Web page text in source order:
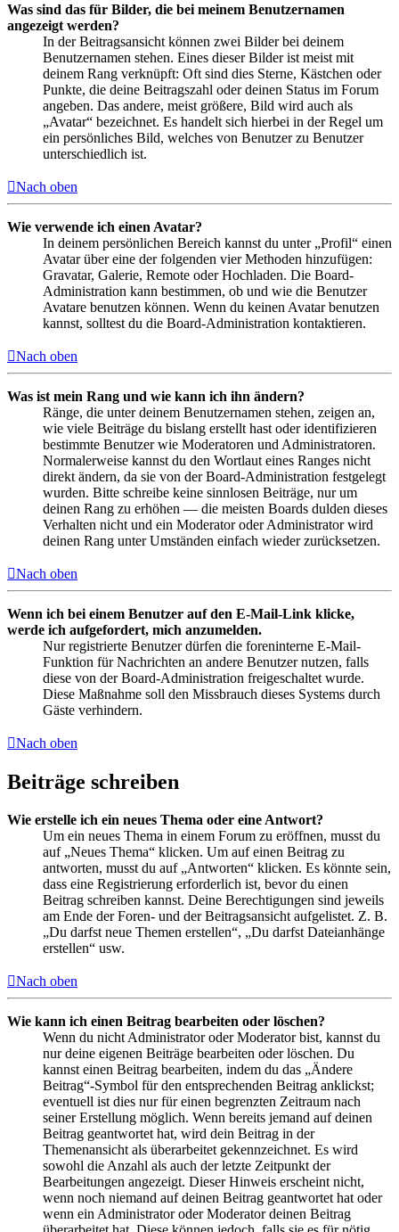
Was sind das für Bilder, die bei meinem Benutzernamen
angezeigt werden?
In der Beitragsansicht können zwei Bilder bei deinem
Benutzernamen stehen. Eines dieser Bilder ist meist mit
deinem Rang verknüpft: Oft sind dies Sterne, Kästchen oder
Punkte, die deine Beitragszahl oder deinen Status im Forum
angeben. Das andere, meist größere, Bild wird auch als
„Avatar“ bezeichnet. Es handelt sich hierbei in der Regel um
ein persönliches Bild, welches von Benutzer zu Benutzer
unterschiedlich ist.
Nach oben
Wie verwende ich einen Avatar?
In deinem persönlichen Bereich kannst du unter „Profil“ einen
Avatar über eine der folgenden vier Methoden hinzufügen:
Gravatar, Galerie, Remote oder Hochladen. Die Board-
Administration kann bestimmen, ob und wie die Benutzer
Avatare benutzen können. Wenn du keinen Avatar benutzen
kannst, solltest du die Board-Administration kontaktieren.
Nach oben
Was ist mein Rang und wie kann ich ihn ändern?
Ränge, die unter deinem Benutzernamen stehen, zeigen an,
wie viele Beiträge du bislang erstellt hast oder identifizieren
bestimmte Benutzer wie Moderatoren und Administratoren.
Normalerweise kannst du den Wortlaut eines Ranges nicht
direkt ändern, da sie von der Board-Administration festgelegt
wurden. Bitte schreibe keine sinnlosen Beiträge, nur um
deinen Rang zu erhöhen — die meisten Boards dulden dieses
Verhalten nicht und ein Moderator oder Administrator wird
deinen Rang unter Umständen einfach wieder zurücksetzen.
Nach oben
Wenn ich bei einem Benutzer auf den E-Mail-Link klicke,
werde ich aufgefordert, mich anzumelden.
Nur registrierte Benutzer dürfen die foreninterne E-Mail-
Funktion für Nachrichten an andere Benutzer nutzen, falls
diese von der Board-Administration freigeschaltet wurde.
Diese Maßnahme soll den Missbrauch dieses Systems durch
Gäste verhindern.
Nach oben
Beiträge schreiben
Wie erstelle ich ein neues Thema oder eine Antwort?
Um ein neues Thema in einem Forum zu eröffnen, musst du
auf „Neues Thema“ klicken. Um auf einen Beitrag zu
antworten, musst du auf „Antworten“ klicken. Es könnte sein,
dass eine Registrierung erforderlich ist, bevor du einen
Beitrag schreiben kannst. Deine Berechtigungen sind jeweils
am Ende der Foren- und der Beitragsansicht aufgelistet. Z. B.
„Du darfst neue Themen erstellen“, „Du darfst Dateianhänge
erstellen“ usw.
Nach oben
Wie kann ich einen Beitrag bearbeiten oder löschen?
Wenn du nicht Administrator oder Moderator bist, kannst du
nur deine eigenen Beiträge bearbeiten oder löschen. Du
kannst einen Beitrag bearbeiten, indem du das „Ändere
Beitrag“-Symbol für den entsprechenden Beitrag anklickst;
eventuell ist dies nur für einen begrenzten Zeitraum nach
seiner Erstellung möglich. Wenn bereits jemand auf deinen
Beitrag geantwortet hat, wird dein Beitrag in der
Themenansicht als überarbeitet gekennzeichnet. Es wird
sowohl die Anzahl als auch der letzte Zeitpunkt der
Bearbeitungen angezeigt. Dieser Hinweis erscheint nicht,
wenn noch niemand auf deinen Beitrag geantwortet hat oder
wenn ein Administrator oder Moderator deinen Beitrag